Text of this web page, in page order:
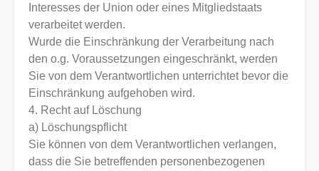
Interesses der Union oder eines Mitgliedstaats
verarbeitet werden.
Wurde die Einschränkung der Verarbeitung nach
den o.g. Voraussetzungen eingeschränkt, werden
Sie von dem Verantwortlichen unterrichtet bevor die
Einschränkung aufgehoben wird.
4. Recht auf Löschung
a) Löschungspflicht
Sie können von dem Verantwortlichen verlangen,
dass die Sie betreffenden personenbezogenen